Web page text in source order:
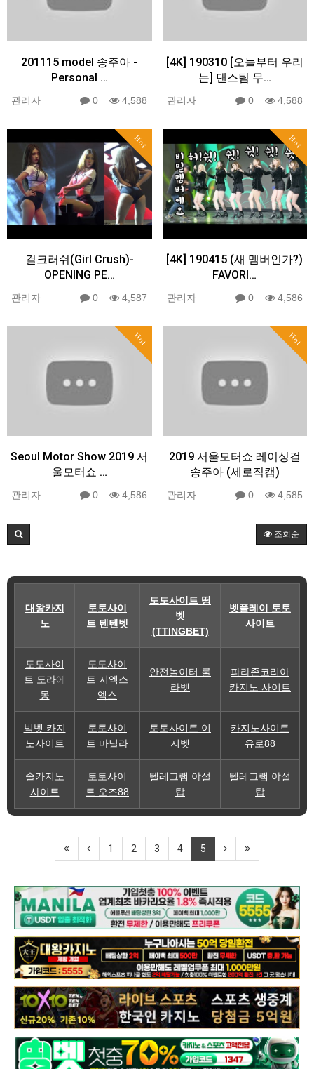
201115 model 송주아 -
Personal …
관리자 0 4,588
[4K] 190310 [오늘부터 우리
는] 댄스팀 무…
관리자 0 4,588
Hot
걸크러쉬(Girl Crush)-
OPENING PE…
관리자 0 4,587
Hot
[4K] 190415 (새 멤버인가?)
FAVORI…
관리자 0 4,586
Hot
Seoul Motor Show 2019 서
울모터쇼 …
관리자 0 4,586
Hot
2019 서울모터쇼 레이싱걸
송주아 (세로직캠)
관리자 0 4,585
조회순
대왕카지
노
토토사이
트 텐텐벳
토토사이트 띵
벳
(TTINGBET)
벳플레이 토토
사이트
토토사이
트 도라에
몽
토토사이
트 지엑스
엑스
안전놀이터 룰
라벳
파라존코리아
카지노 사이트
빅벳 카지
노사이트
토토사이
트 마닐라
토토사이트 이
지벳
카지노사이트
유로88
솔카지노
사이트
토토사이
트 오즈88
텔레그램 야설
탑
텔레그램 야설
탑
1 2 3 4 5